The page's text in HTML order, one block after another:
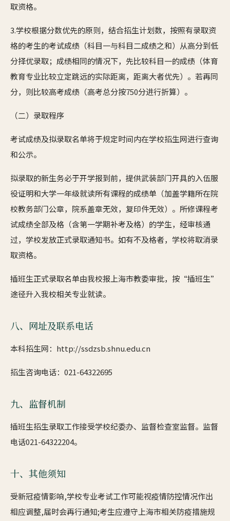
取资格。
3.学校根据分数优先的原则，结合招生计划数，按照有录取资
格的考生的考试成绩（科目一与科目二成绩之和）从高分到低
分择优录取；成绩相同的情况下，先比较科目一的成绩（体育
教育专业比较立定跳远的实际距离，距离大者优先）。若再同
分，则比较高考成绩（高考总分按750分进行折算）。
（二）录取程序
考试成绩及拟录取名单将于规定时间内在学校招生网进行查询
和公示。
拟录取的新生务必于开学报到前，提供武装部门开具的入伍服
役证明和大学一年级就读所有课程的成绩单（加盖学籍所在院
校教务部门公章，院系盖章无效，复印件无效）。所修课程考
试成绩全部及格（含第一学期补考及格）的学生，经审核通
过，学校发放正式录取通知书。如有不及格者，学校将取消录
取资格。
插班生正式录取名单由我校报上海市教委审批，按“插班生”
途径升入我校相关专业就读。
八、网址及联系电话
本科招生网：http://ssdzsb.shnu.edu.cn
招生咨询电话：021-64322695
九、监督机制
插班生招生录取工作接受学校纪委办、监督检查室监督。监督
电话021-64322204。
十、其他须知
受新冠疫情影响,学校专业考试工作可能视疫情防控情况作出
相应调整,届时会再行通知;考生应遵守上海市相关防疫措施规